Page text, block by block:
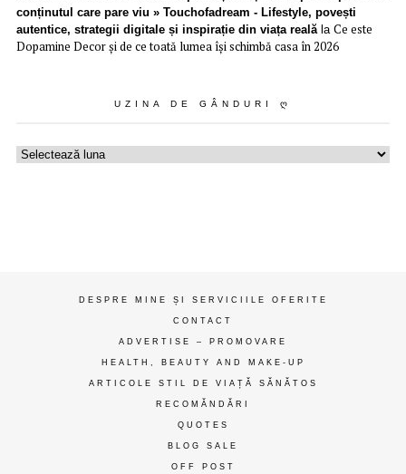
conținutul care pare viu » Touchofadream - Lifestyle, povești
autentice, strategii digitale și inspirație din viața realăla Ce este
Dopamine Decor și de ce toată lumea își schimbă casa în 2026
UZINA DE GÂNDURI Ღ
Uzina
DESPRE MINE ȘI SERVICIILE OFERITE
CONTACT
ADVERTISE – PROMOVARE
HEALTH, BEAUTY AND MAKE-UP
ARTICOLE STIL DE VIAȚĂ SĂNĂTOS
RECOMĂNDĂRI
QUOTES
BLOG SALE
OFF POST